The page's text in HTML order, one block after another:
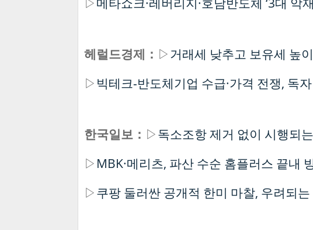
헤럴드경제： ▷거래세 낮추고 보유세 높
▷ 빅테크-반도체기업 수급·가격 전쟁, 독
한국일보： ▷독소조항 제거 없이 시행되
▷ MBK·메리츠, 파산 수순 홈플러스 끝내
▷쿠팡 둘러싼 공개적 한미 마찰, 우려되